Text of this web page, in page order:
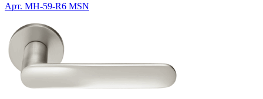
Арт. MH-59-R6 MSN